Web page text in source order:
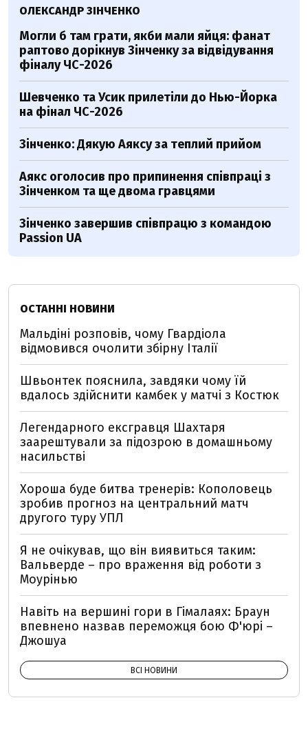
ОЛЕКСАНДР ЗІНЧЕНКО
Могли б там грати, якби мали яйця: фанат
раптово дорікнув Зінченку за відвідування
фіналу ЧС-2026
Шевченко та Усик прилетіли до Нью-Йорка
на фінал ЧС-2026
Зінченко: Дякую Аяксу за теплий прийом
Аякс оголосив про припинення співпраці з
Зінченком та ще двома гравцями
Зінченко завершив співпрацю з командою
Passion UA
ОСТАННІ НОВИНИ
Мальдіні розповів, чому Гвардіола
відмовився очолити збірну Італії
Швьонтек пояснила, завдяки чому їй
вдалось здійснити камбек у матчі з Костюк
Легендарного ексгравця Шахтаря
заарештували за підозрою в домашньому
насильстві
Хороша буде битва тренерів: Кополовець
зробив прогноз на центральний матч
другого туру УПЛ
Я не очікував, що він виявиться таким:
Вальверде – про враження від роботи з
Моурінью
Навіть на вершині гори в Гімалаях: Браун
впевнено назвав переможця бою Ф'юрі –
Джошуа
ВСІ НОВИНИ